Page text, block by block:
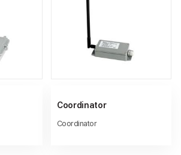
Coordinator
Coordinator